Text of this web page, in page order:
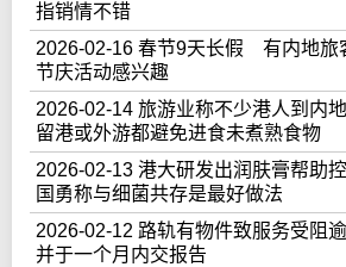
指销情不错
2026-02-16 春节9天长假 有内地旅
节庆活动感兴趣
2026-02-14 旅游业称不少港人到内
留港或外游都避免进食未煮熟食物
2026-02-13 港大研发出润肤膏帮助
国勇称与细菌共存是最好做法
2026-02-12 路轨有物件致服务受阻
并于一个月内交报告